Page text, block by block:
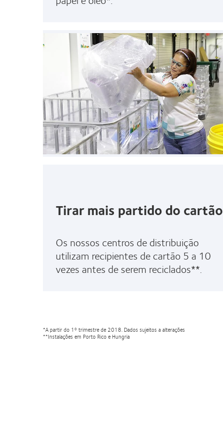
Tirar mais partido do cartão
Os nossos centros de distribuição
utilizam recipientes de cartão 5 a 10
vezes antes de serem reciclados**.
*A partir do 1º trimestre de 2018. Dados sujeitos a alterações
**Instalações em Porto Rico e Hungria